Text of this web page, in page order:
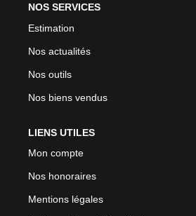
NOS SERVICES
Estimation
Nos actualités
Nos outils
Nos biens vendus
LIENS UTILES
Mon compte
Nos honoraires
Mentions légales